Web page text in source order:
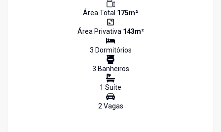
Área Total 175m²
Área Privativa 143m²
3 Dormitórios
3 Banheiros
1 Suíte
2Vagas